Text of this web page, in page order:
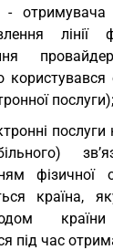
-
лінії
користувався
послуги);
країна,
під час